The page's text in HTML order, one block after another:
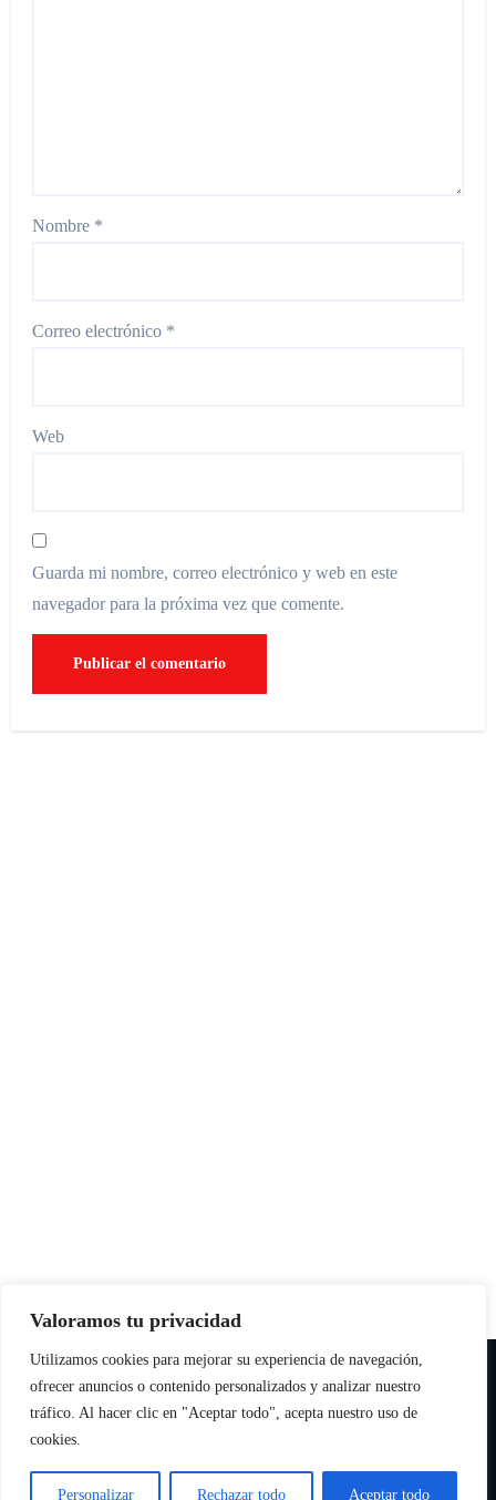
Valoramos tu privacidad
Utilizamos cookies para mejorar su experiencia de navegación,
ofrecer anuncios o contenido personalizados y analizar nuestro
tráfico. Al hacer clic en "Aceptar todo", acepta nuestro uso de
cookies.
Personalizar Rechazar todo Aceptar todo
Nombre *
Correo electrónico *
Web
Guarda mi nombre, correo electrónico y web en este
navegador para la próxima vez que comente.
Copyright © All rights reserved|Paper NewsporThemeansar